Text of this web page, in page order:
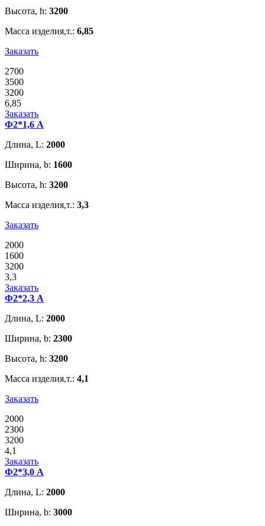
Высота, h: 3200
Масса изделия,т.: 6,85
Заказать
2700
3500
3200
6,85
Заказать
Ф2*1,6 А
Длина, L: 2000
Ширина, b: 1600
Высота, h: 3200
Масса изделия,т.: 3,3
Заказать
2000
1600
3200
3,3
Заказать
Ф2*2,3 А
Длина, L: 2000
Ширина, b: 2300
Высота, h: 3200
Масса изделия,т.: 4,1
Заказать
2000
2300
3200
4,1
Заказать
Ф2*3,0 А
Длина, L: 2000
Ширина, b: 3000